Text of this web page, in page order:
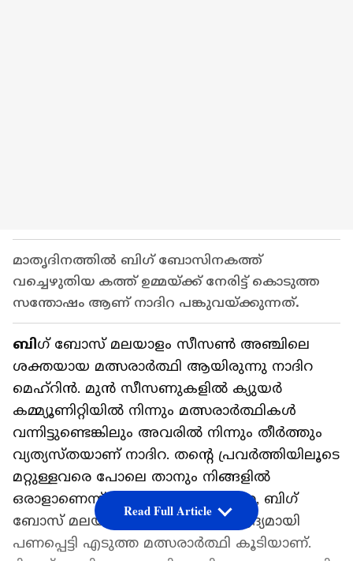
മാതൃദിനത്തിൽ ബി​ഗ് ബോസിനകത്ത്
വച്ചെഴുതിയ കത്ത് ഉമ്മയ്ക്ക് നേരിട്ട് കൊടുത്ത
സന്തോഷം ആണ് നാദിറ പങ്കുവയ്ക്കുന്നത്.
ബി​ഗ് ബോസ് മലയാളം സീസൺ അഞ്ചിലെ
ശക്തയായ മത്സരാർത്ഥി ആയിരുന്നു നാദിറ
മെഹ്റിൻ. മുൻ സീസണുകളിൽ ക്യുയർ
കമ്മ്യൂണിറ്റിയിൽ നിന്നും മത്സരാർത്ഥികൾ
വന്നിട്ടുണ്ടെങ്കിലും അവരിൽ നിന്നും തീർത്തും
വ്യത്യസ്തയാണ് നാദിറ. തന്റെ പ്രവ‍ർത്തിയിലൂടെ
മറ്റുള്ളവരെ പോലെ താനും നിങ്ങളിൽ
ഒരാളാണെന്ന് വിളിച്ച് പറഞ്ഞ നാദിറ, ബി​ഗ്
ബോസ് മലയാളം ചരിത്രത്തിൽ ആദ്യമായി
പണപ്പെട്ടി എടുത്ത മത്സരാർത്ഥി കൂടിയാണ്.
Read Full Article